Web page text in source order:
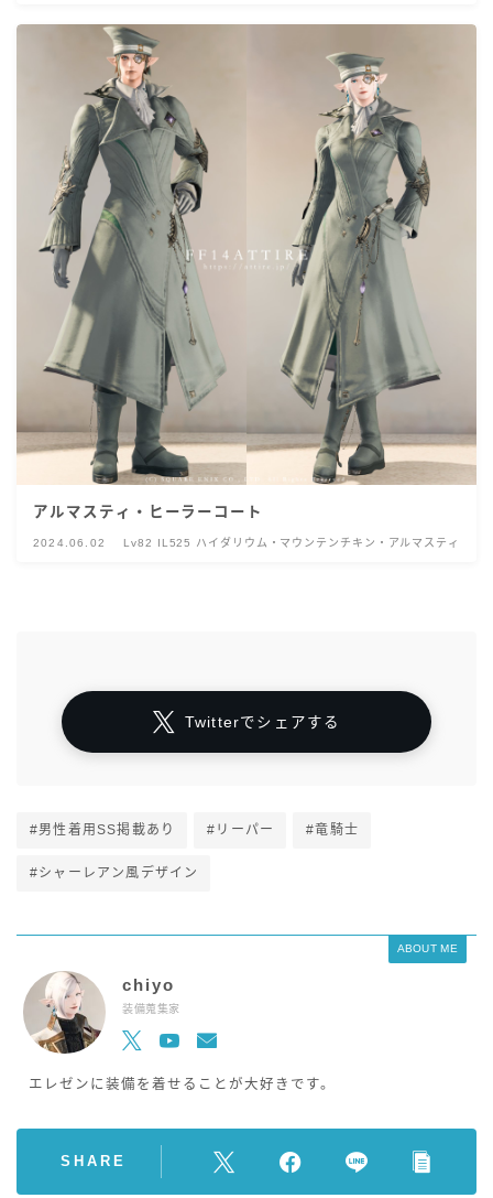
アルマスティ・ヒーラーコート
2024.06.02 Lv82 IL525 ハイダリウム・マウンテンチキン・アルマスティ
Twitterでシェアする
#男性着用SS掲載あり #リーパー #竜騎士
#シャーレアン風デザイン
ABOUT ME
chiyo
装備蒐集家
エレゼンに装備を着せることが大好きです。
SHARE